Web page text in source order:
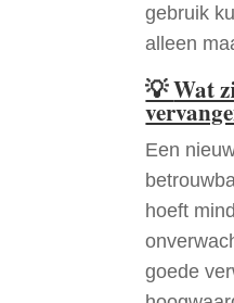
gebruik
alleen
💡Wat
Een
hoeft
goede